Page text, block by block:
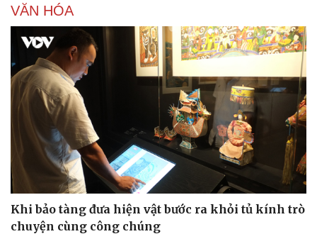
VĂN HÓA
Khi bảo tàng đưa hiện vật bước ra khỏi tủ kính trò
chuyện cùng công chúng